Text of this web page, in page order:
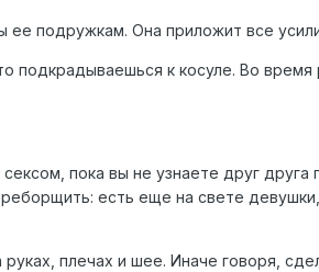
подружкам. Она приложит все
подкрадываешься к косуле. Во
пока вы не узнаете друг
есть еще на свете
плечах и шее. Иначе говоря,